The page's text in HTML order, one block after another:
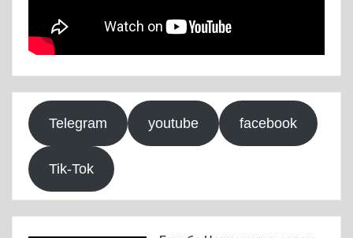
Telegram youtube facebook
Tik-Tok